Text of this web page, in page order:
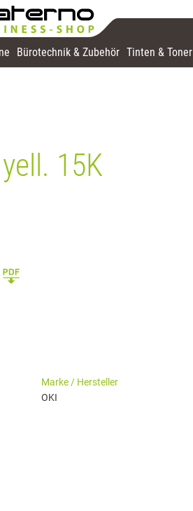
Bürotechnik & Zubehör Tinten & Toner
15K
Marke / Hersteller
OKI